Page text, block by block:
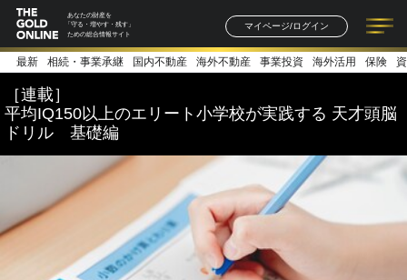
あなたの財産を
「守る・増やす・残す」
ための総合情報サイト
マイページ/ログイン
記事一覧 連載一覧
著者一覧 書籍一覧
最新 相続・事業承継 国内不動産 海外不動産 事業投資 海外活用 保険
［連載］
平均IQ150以上のエリート小学校が実践する 天才頭脳
ドリル 基礎編